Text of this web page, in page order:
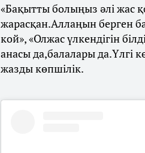
«Бақытты болыңыз әлі жас
жарасқан.Аллаңын берген
кой», «Олжас үлкендігін
анасы да,балалары да.Үлгі
жазды көпшілік.